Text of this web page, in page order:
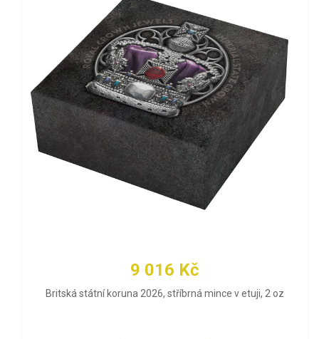
9 016 Kč
Britská státní koruna 2026, stříbrná mince v etuji, 2 oz